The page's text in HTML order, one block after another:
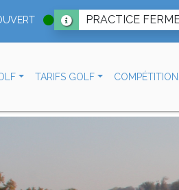
PRACTICE
TARIFS GOLF